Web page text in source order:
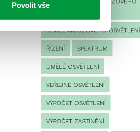
Povolit všePROVOZNÍ DENÍK NOUZOVÉHO
REVIZE NOUZOVÉHO OSVĚTLENÍ
ŘÍZENÍ SPEKTRUM
UMĚLÉ OSVĚTLENÍ
VEŘEJNÉ OSVĚTLENÍ
VÝPOČET OSVĚTLENÍ
VÝPOČET ZASTÍNĚNÍ